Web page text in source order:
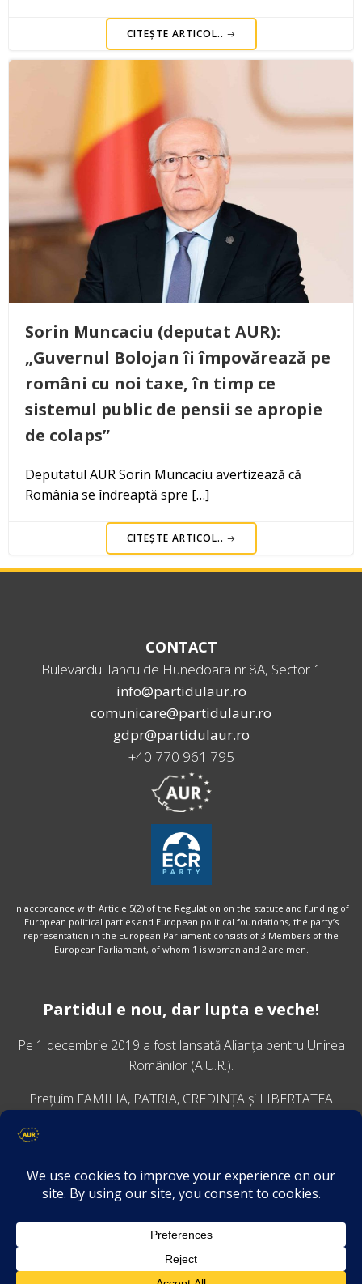
CITEȘTE ARTICOL..
Sorin Muncaciu (deputat AUR):
„Guvernul Bolojan îi împovărează pe
români cu noi taxe, în timp ce
sistemul public de pensii se apropie
de colaps”
Deputatul AUR Sorin Muncaciu avertizează că
România se îndreaptă spre […]
CITEȘTE ARTICOL..
CONTACT
Bulevardul Iancu de Hunedoara nr.8A, Sector 1
info@partidulaur.ro
comunicare@partidulaur.ro
gdpr@partidulaur.ro
+40 770 961 795
In accordance with Article 5(2) of the Regulation on the statute and funding of
European political parties and European political foundations, the party’s
representation in the European Parliament consists of 3 Members of the
European Parliament, of whom 1 is woman and 2 are men.
Partidul e nou, dar lupta e veche!
Pe 1 decembrie 2019 a fost lansatăAlianța pentru Unirea
Românilor (A.U.R.).
Prețuim FAMILIA, PATRIA, CREDINȚA și LIBERTATEA
VINO ALĂTURI DE NOI
Descarcă aplicația Platforma AUR
Termeni și condiții de confidențialitate
GDPR